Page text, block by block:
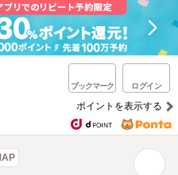
ブックマーク ログイン
ポイントを表示する